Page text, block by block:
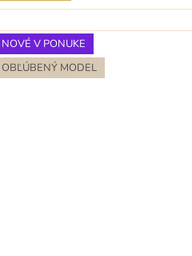
NOVÉ V PONUKE
OBĽÚBENÝ MODEL